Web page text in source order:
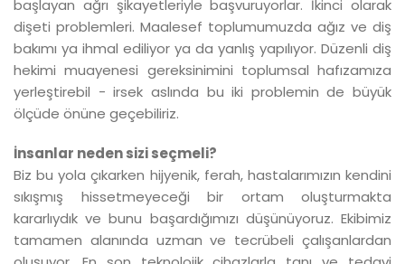
başlayan ağrı şikayetleriyle başvuruyorlar. İkinci olarak
dişeti problemleri. Maalesef toplumumuzda ağız ve diş
bakımı ya ihmal ediliyor ya da yanlış yapılıyor. Düzenli diş
hekimi muayenesi gereksinimini toplumsal hafızamıza
yerleştirebil - irsek aslında bu iki problemin de büyük
ölçüde önüne geçebiliriz.
İnsanlar neden sizi seçmeli?
Biz bu yola çıkarken hijyenik, ferah, hastalarımızın kendini
sıkışmış hissetmeyeceği bir ortam oluşturmakta
kararlıydık ve bunu başardığımızı düşünüyoruz. Ekibimiz
tamamen alanında uzman ve tecrübeli çalışanlardan